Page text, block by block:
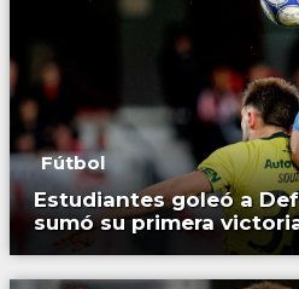
Fútbol
Estudiantes goleó a
sumó su primera